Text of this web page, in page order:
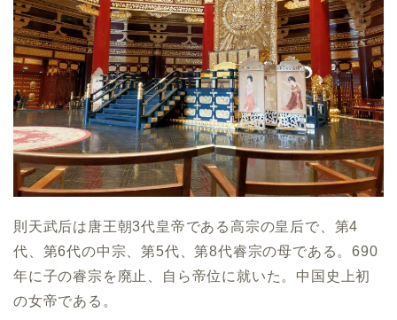
則天武后は唐王朝3代皇帝である高宗の皇后で、第4
代、第6代の中宗、第5代、第8代睿宗の母である。690
年に子の睿宗を廃止、自ら帝位に就いた。中国史上初
の女帝である。